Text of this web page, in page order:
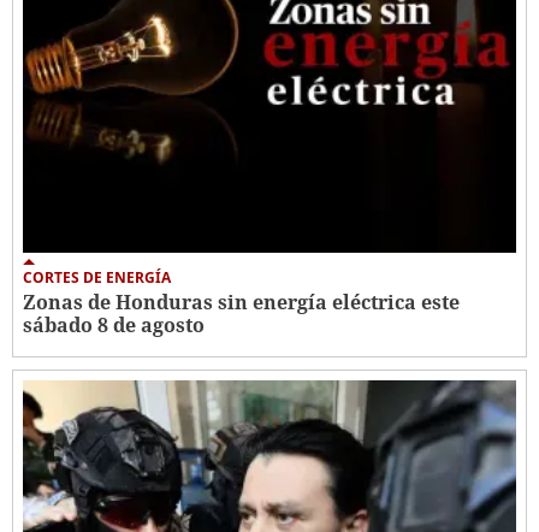
CORTES DE ENERGÍA
Zonas de Honduras sin energía eléctrica este
sábado 8 de agosto